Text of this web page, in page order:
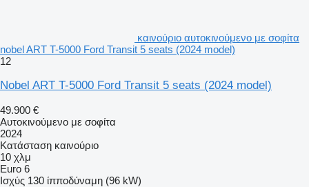
καινούριο αυτοκινούμενο με σοφίτα
nobel ART T-5000 Ford Transit 5 seats (2024 model)
12
Nobel ART T-5000 Ford Transit 5 seats (2024 model)
49.900 €
Αυτοκινούμενο με σοφίτα
2024
Κατάσταση καινούριο
10 χλμ
Euro 6
Ισχύς 130 ίπποδύναμη (96 kW)